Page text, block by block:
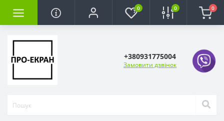
0 0 0
+380931775004
Замовити дзвінок